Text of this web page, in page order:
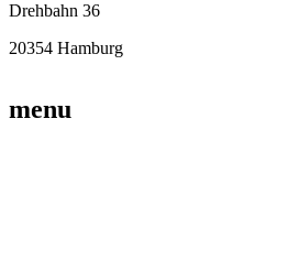
Drehbahn 36
20354 Hamburg
menu